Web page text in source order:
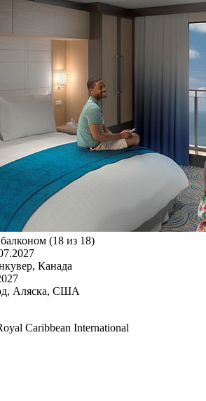
(18 из 18)
Канада
Аляска, США
Caribbean International